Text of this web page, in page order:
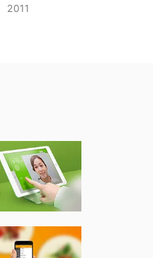
2011